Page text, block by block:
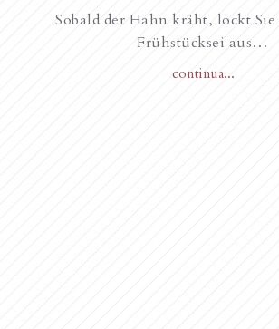
unseren Gästen,
Weihnachten
Sobald der Hahn kräht, lockt Sie
Frühstücksei aus…
continua...